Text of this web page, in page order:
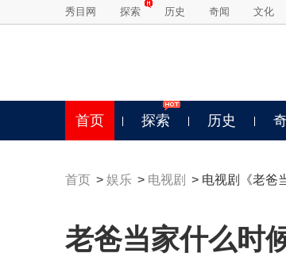
秀目网 探索 历史 奇闻 文化
首页 探索 历史
首页 > 娱乐 > 电视剧 > 电视剧《老爸
老爸当家什么时